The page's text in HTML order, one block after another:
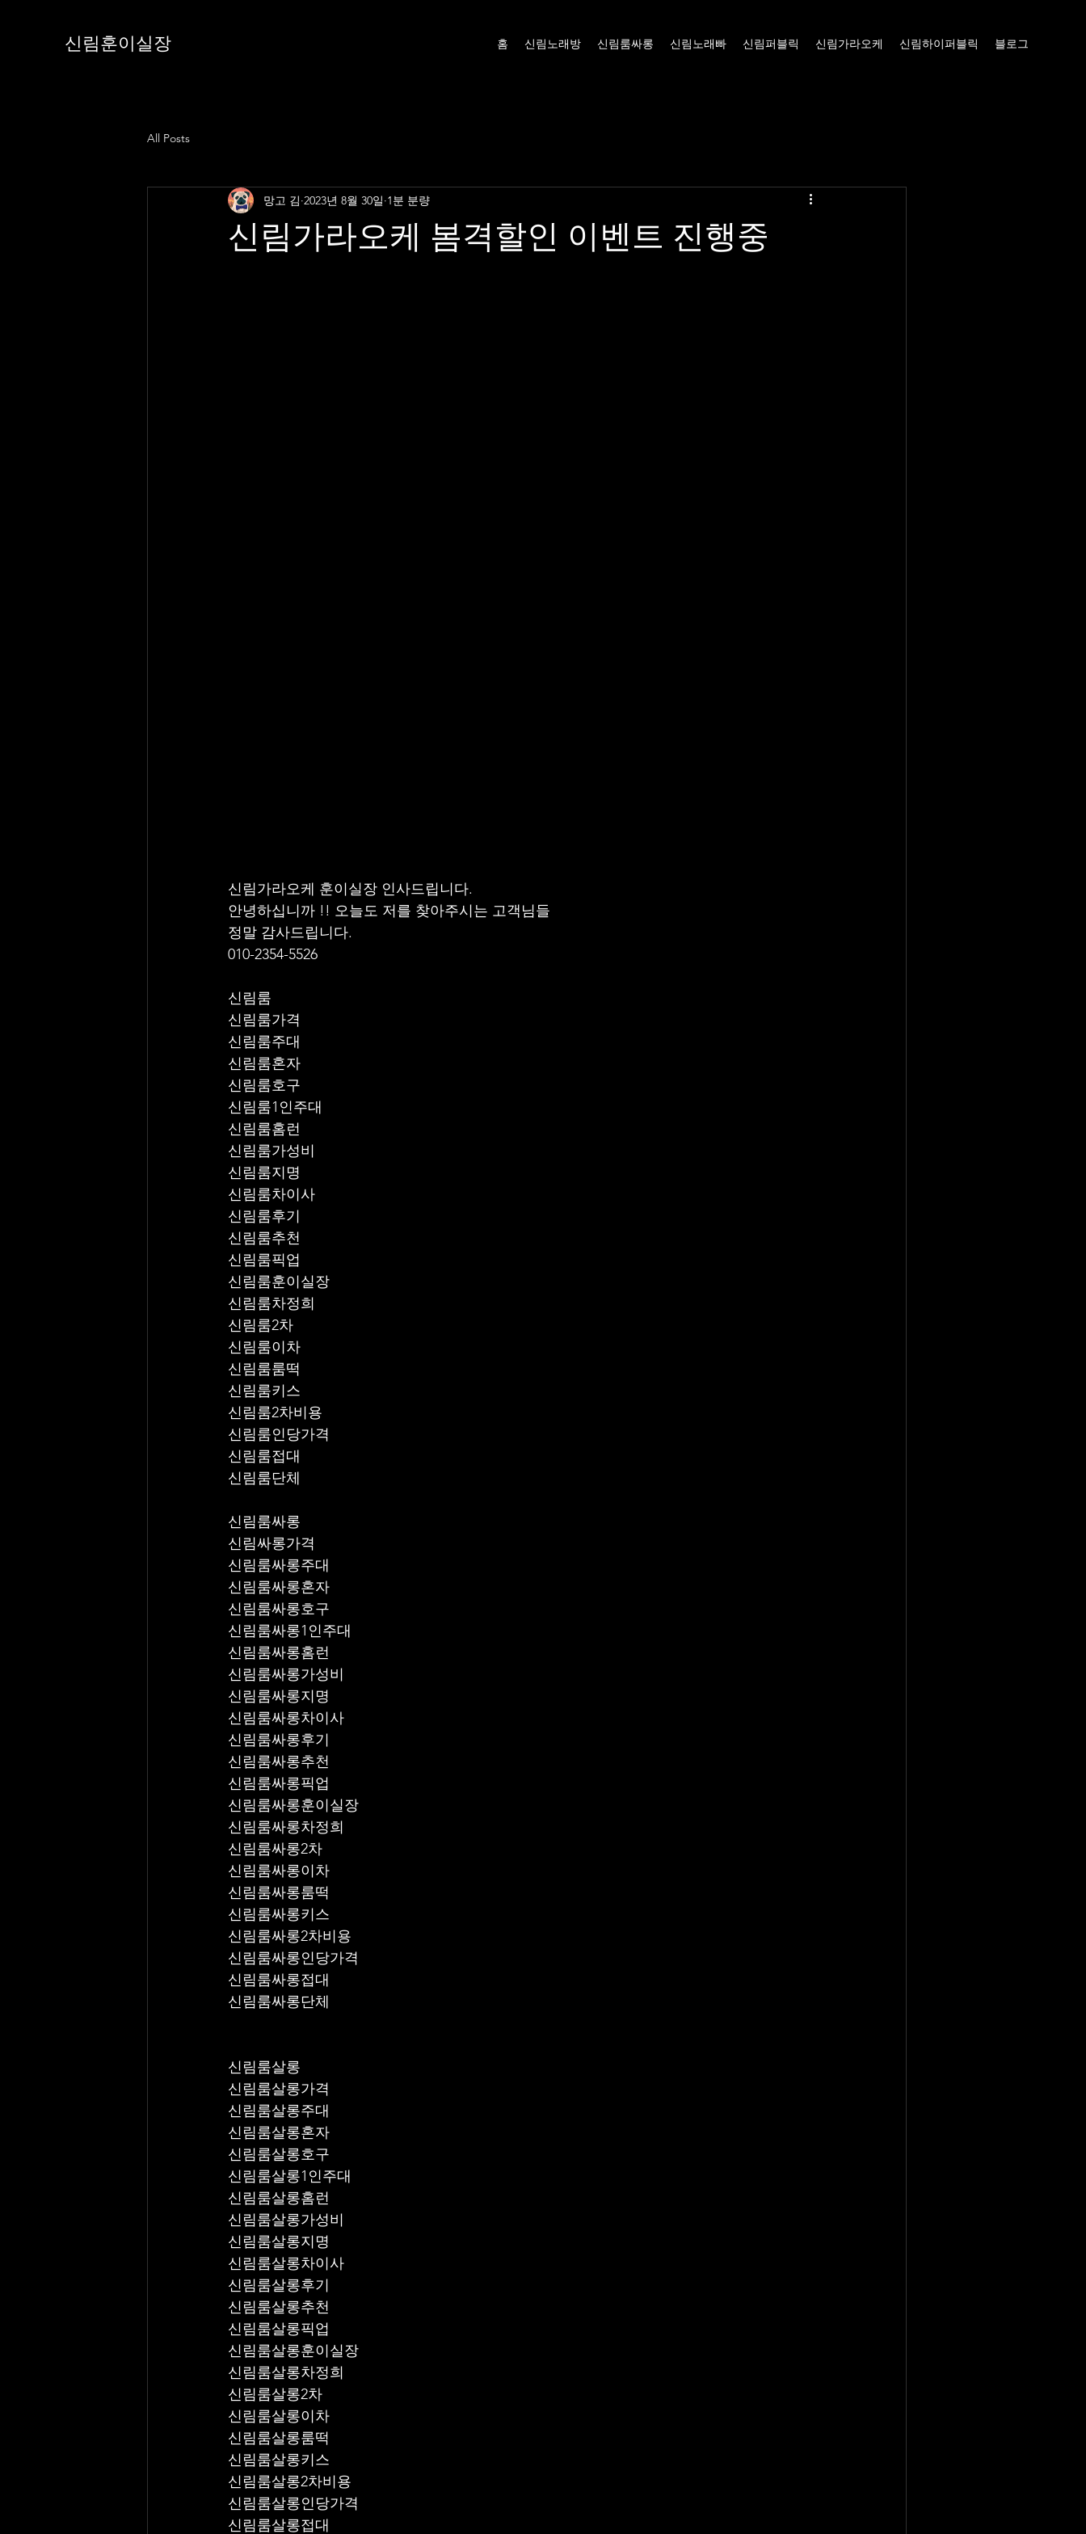
신림훈이실장 홈 신림노래방 신림룸싸롱 신림노래빠 신림퍼블릭 신림가라오케 신림하이퍼블릭 블로그
All Posts
신림가라오케 봄격할인 이벤트 진행중
망고 김 2023년 8월 30일 1분 분량
신림가라오케 훈이실장 인사드립니다.
안녕하십니까 !! 오늘도 저를 찾아주시는 고객님들
정말 감사드립니다.
010-2354-5526
신림룸
신림룸가격
신림룸주대
신림룸혼자
신림룸호구
신림룸1인주대
신림룸홈런
신림룸가성비
신림룸지명
신림룸차이사
신림룸후기
신림룸추천
신림룸훈이실장
신림룸차정희
신림룸2차
신림룸이차
신림룸룸떡
신림룸키스
신림룸2차비용
신림룸인당가격
신림룸접대
신림룸단체
신림룸싸롱
신림싸롱가격
신림룸싸롱주대
신림룸싸롱혼자
신림룸싸롱호구
신림룸싸롱1인주대
신림룸싸롱홈런
신림룸싸롱가성비
신림룸싸롱지명
신림룸싸롱차이사
신림룸싸롱후기
신림룸싸롱추천
신림룸싸롱훈이실장
신림룸싸롱차정희
신림룸싸롱2차
신림룸싸롱이차
신림룸싸롱룸떡
신림룸싸롱키스
신림룸싸롱2차비용
신림룸싸롱인당가격
신림룸싸롱접대
신림룸싸롱단체
신림룸살롱
신림룸살롱가격
신림룸살롱주대
신림룸살롱혼자
신림룸살롱호구
신림룸살롱1인주대
신림룸살롱홈런
신림룸살롱가성비
신림룸살롱지명
신림룸살롱차이사
신림룸살롱후기
신림룸살롱추천
신림룸살롱훈이실장
신림룸살롱차정희
신림룸살롱2차
신림룸살롱이차
신림룸살롱룸떡
신림룸살롱키스
신림룸살롱2차비용
신림룸살롱인당가격
신림룸살롱접대